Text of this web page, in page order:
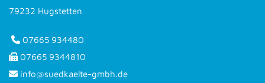
79232 Hugstetten
 07665 934480
 07665 9344810
 info@suedkaelte-gmbh.de